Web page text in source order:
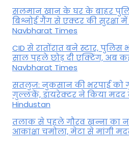
सलमान खान के घर के बाहर
बिश्नोई गैंग से एक्टर की सुरक्षा में
Navbharat Times
CID से रातोंरात बने स्टार, पुलिस
साल पहले छोड़ दी एक्टिंग, अब
Navbharat Times
सतलुज: नुकसान की भरपाई को
गुल्लकें, डायरेक्टर ने किया
Hindustan
तलाक से पहले गौरव खन्ना का
आकांक्षा चमोला, मेटा से मांगी